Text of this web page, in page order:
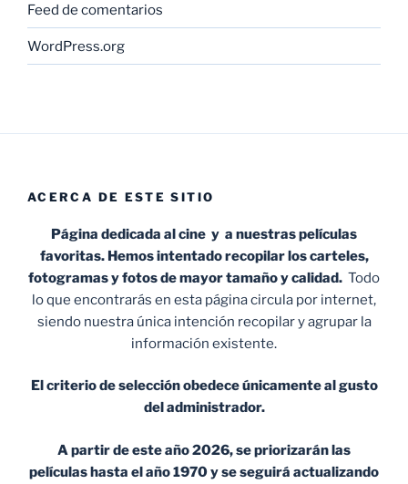
Feed de comentarios
WordPress.org
ACERCA DE ESTE SITIO
Página dedicada al cine y a nuestras películas
favoritas. Hemos intentado recopilar los carteles,
fotogramas y fotos de mayor tamaño y calidad. Todo
lo que encontrarás en esta página circula por internet,
siendo nuestra única intención recopilar y agrupar la
información existente.
El criterio de selección obedece únicamente al gusto
del administrador.
A partir de este año 2026, se priorizarán las
películas hasta el año 1970 y se seguirá actualizando